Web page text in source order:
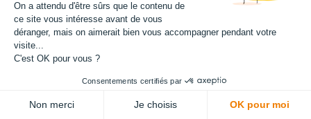
Enregistrer pour plus tard
On a attendu d'être sûrs que le contenu de
ce site vous intéresse avant de vous
déranger, mais on aimerait bien vous accompagner pendant votre
visite...
C'est OK pour vous ?
Consentements certifiés par
Non merci Je choisis OK pour moi